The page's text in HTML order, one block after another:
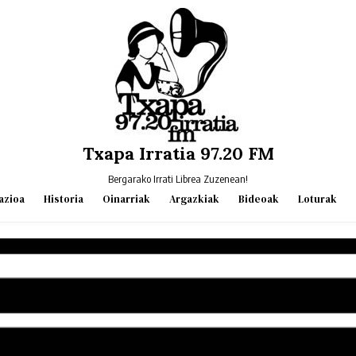
Txapa Irratia 97.20 FM
Bergarako Irrati Librea Zuzenean!
Historia Oinarriak Argazkiak Bideoak Loturak